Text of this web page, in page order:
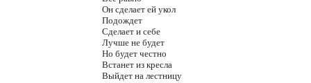
Он сделает ей укол
Подождет
Сделает и себе
Лучше не будет
Но будет честно
Встанет из кресла
Выйдет на лестницу